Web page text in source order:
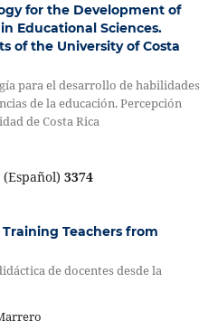
for the Development of
Educational Sciences.
of the University of Costa
para el desarrollo de habilidades
de la educación. Percepción
de Costa Rica
3374
Teachers from
de docentes desde la